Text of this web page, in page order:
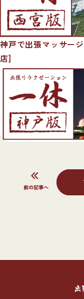
神戸で出張マッサー
店]